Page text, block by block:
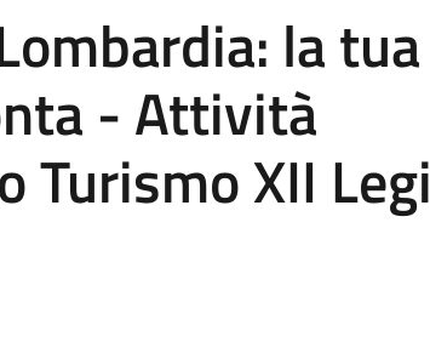
la tua
- Attività
Turismo XII